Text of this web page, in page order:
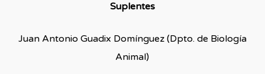
Suplentes
Juan Antonio Guadix Domínguez (Dpto. de Biología
Animal)